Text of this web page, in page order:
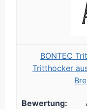
BONTEC
Tritthocker